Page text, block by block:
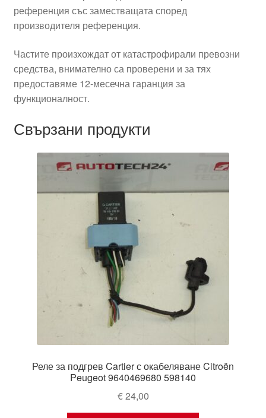
референция със заместващата според
производителя референция.
Частите произхождат от катастрофирали превозни
средства, внимателно са проверени и за тях
предоставяме 12-месечна гаранция за
функционалност.
Свързани продукти
Реле за подгрев Cartier с окабеляване Citroën
Peugeot 9640469680 598140
€24,00